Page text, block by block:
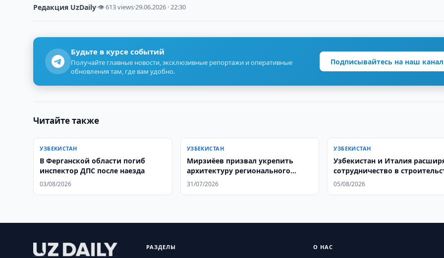
Редакция UzDaily·👁 613 views·29.06.2026 · 22:30
Будьте в курсе событий
Получайте главные новости, эксклюзивные репортажи и оперативные
обновления там, где вам удобно.
Подписывайтесь на наш канал
Читайте также
УЗБЕКИСТАН
В Ферганской области погиб
инспектор ДПС после наезда
03/08/2026
УЗБЕКИСТАН
Мирзиёев призвал укрепить
архитектуру регионального
сотрудничества в Центральной
31/07/2026
УЗБЕКИСТАН
Узбекистан и Италия
сотрудничество в
05/08/2026
РАЗДЕЛЫ О НАС